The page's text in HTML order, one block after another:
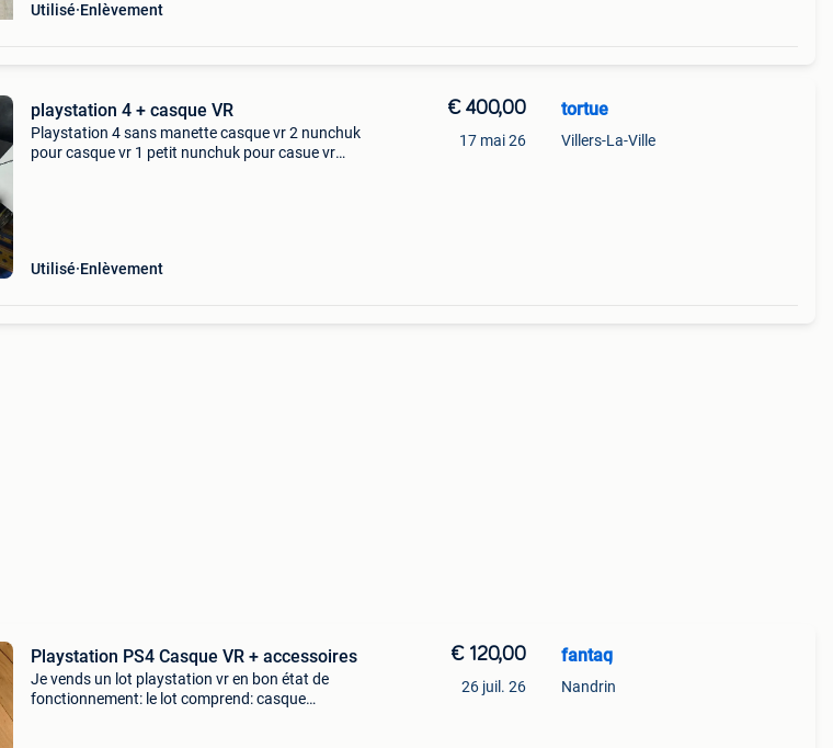
Utilisé Enlèvement
playstation 4 + casque VR
Playstation 4 sans manette casque vr 2 nunchuk
pour casque vr 1 petit nunchuk pour casue vr
Utilisé Enlèvement
€ 400,00
17 mai 26
tortue
Villers-La-Ville
Playstation PS4 Casque VR + accessoires
Je vends un lot playstation vr en bon état de
fonctionnement: le lot comprend: casque
€ 120,00
26 juil. 26
fantaq
Nandrin